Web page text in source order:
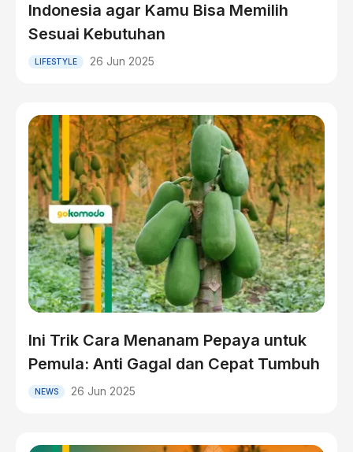
Indonesia agar Kamu Bisa Memilih
Sesuai Kebutuhan
LIFESTYLE 26 Jun 2025
Ini Trik Cara Menanam Pepaya untuk
Pemula: Anti Gagal dan Cepat Tumbuh
NEWS 26 Jun 2025